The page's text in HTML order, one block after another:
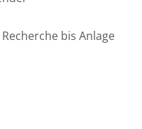
bis Anlage